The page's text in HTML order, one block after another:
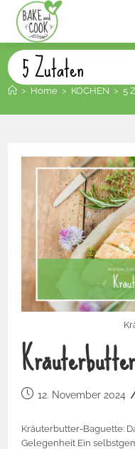
5 Zutaten
> Home > KOCHEN > 5
12. November 2024
Kräuterbutter-Baguette:
Gelegenheit Ein